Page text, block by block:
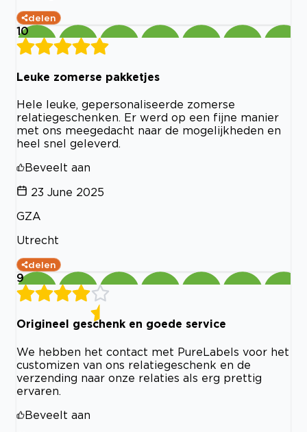
delen
10
Leuke zomerse pakketjes
Hele leuke, gepersonaliseerde zomerse
relatiegeschenken. Er werd op een fijne manier
met ons meegedacht naar de mogelijkheden en
heel snel geleverd.
Beveelt aan
23 June 2025
GZA
Utrecht
delen
9
Origineel geschenk en goede service
We hebben het contact met PureLabels voor het
customizen van ons relatiegeschenk en de
verzending naar onze relaties als erg prettig
ervaren.
Beveelt aan